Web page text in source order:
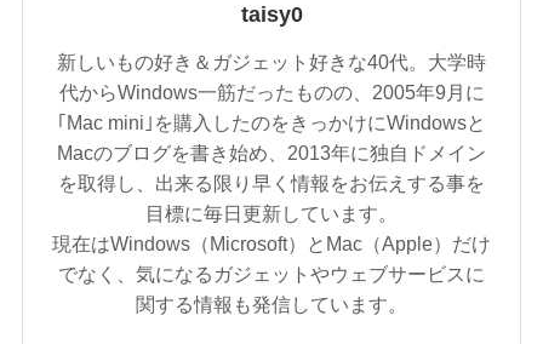
taisy0
新しいもの好き＆ガジェット好きな40代。大学時
代からWindows一筋だったものの、2005年9月に
｢Mac mini｣を購入したのをきっかけにWindowsと
Macのブログを書き始め、2013年に独自ドメイン
を取得し、出来る限り早く情報をお伝えする事を
目標に毎日更新しています。
現在はWindows（Microsoft）とMac（Apple）だけ
でなく、気になるガジェットやウェブサービスに
関する情報も発信しています。